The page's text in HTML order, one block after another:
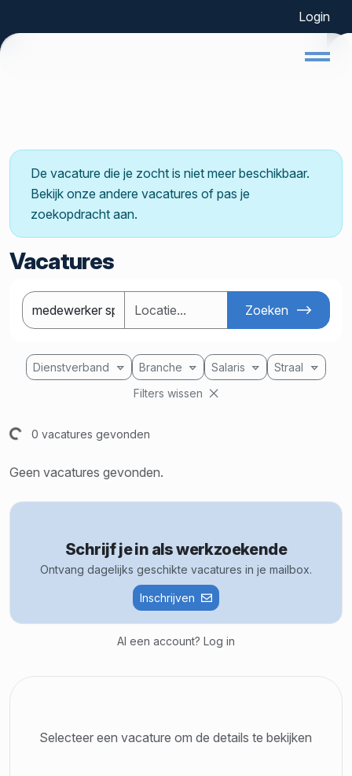
Login
De vacature die je zocht is niet meer beschikbaar.
Bekijk onze andere vacatures of pas je
zoekopdracht aan.
Vacatures
Zoeken
Dienstverband Branche Salaris
Straal
Filters wissen
0 vacatures gevonden
Geen vacatures gevonden.
Schrijf je in als werkzoekende
Ontvang dagelijks geschikte vacatures in je mailbox.
Inschrijven
Al een account? Log in
Selecteer een vacature om de details te bekijken